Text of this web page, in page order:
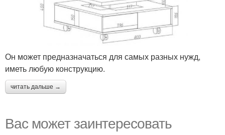
Он может предназначаться для самых разных нужд,
иметь любую конструкцию.
читать дальше →
Вас может заинтересовать